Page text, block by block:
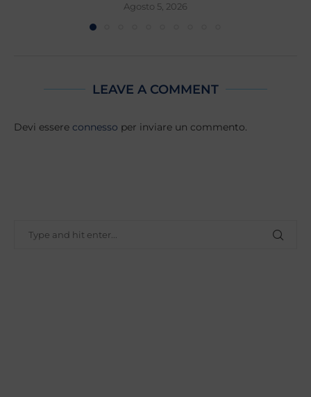
Agosto 5, 2026
LEAVE A COMMENT
Devi essere connesso per inviare un commento.